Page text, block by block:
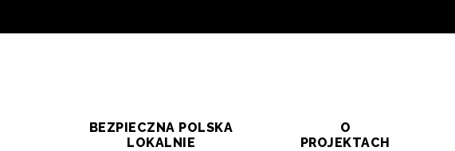
BEZPIECZNA POLSKA
LOKALNIE
O
PROJEKTACH